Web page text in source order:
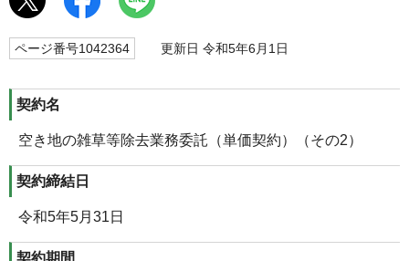
ページ番号1042364 更新日 令和5年6月1日
契約名
空き地の雑草等除去業務委託（単価契約）（その2）
契約締結日
令和5年5月31日